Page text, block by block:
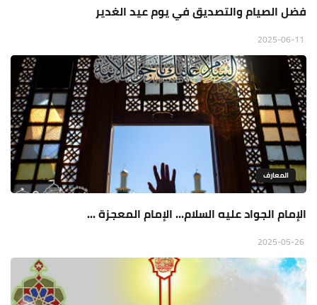
فضل الصيام والتصديق في يوم عيد الغدير
المعارف
الإمام الجواد عليه السلام... الإمام المعجزة ...